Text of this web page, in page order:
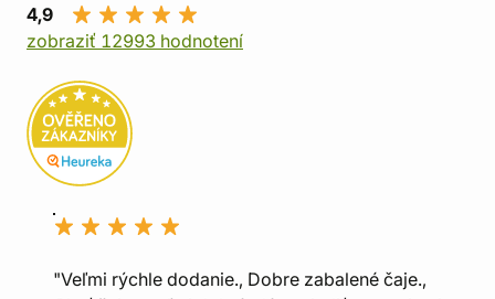
4,9
zobraziť 12993 hodnotení
"Veľmi rýchle dodanie., Dobre zabalené čaje.,